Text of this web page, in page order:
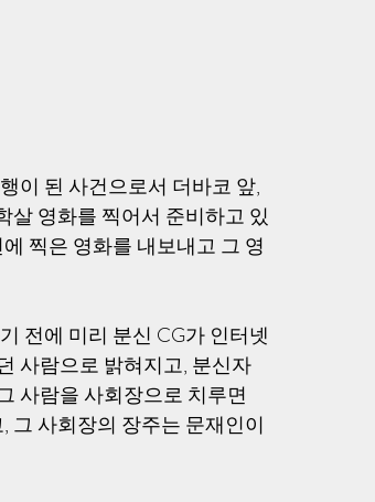
이 된 사건으로서 더바코 앞,
살 영화를 찍어서 준비하고 있
찍은 영화를 내보내고 그 영
전에 미리 분신 CG가 인터넷
사람으로 밝혀지고, 분신자
사람을 사회장으로 치루면
그 사회장의 장주는 문재인이